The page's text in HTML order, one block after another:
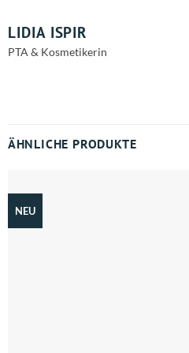
LIDIA ISPIR
PTA & Kosmetikerin
ÄHNLICHE PRODUKTE
NEU